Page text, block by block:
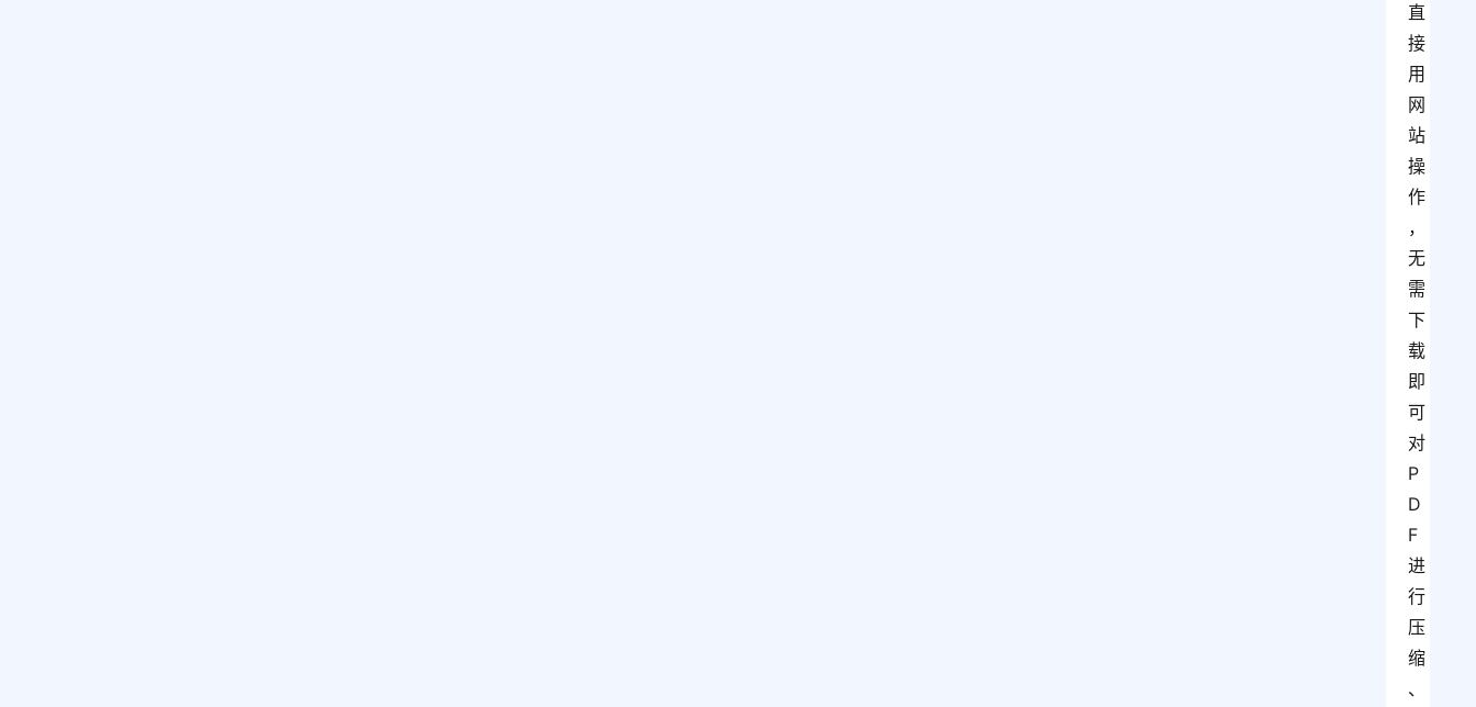
直
接
用
网
站
操
作
，
无
需
下
载
即
可
对
P
D
F
进
行
压
缩
、